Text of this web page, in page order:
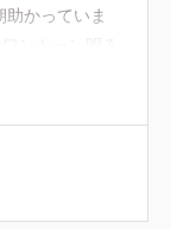
かっていま